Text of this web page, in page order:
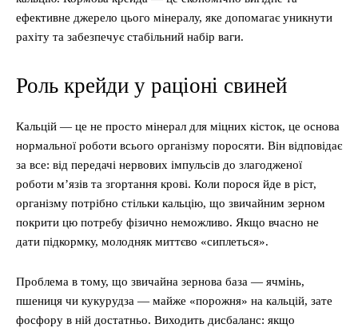
ефективне джерело цього мінералу, яке допомагає уникнути
рахіту та забезпечує стабільний набір ваги.
Роль крейди у раціоні свиней
Кальцій — це не просто мінерал для міцних кісток, це основа
нормальної роботи всього організму поросяти. Він відповідає
за все: від передачі нервових імпульсів до злагодженої
роботи м’язів та згортання крові. Коли порося йде в ріст,
організму потрібно стільки кальцію, що звичайним зерном
покрити цю потребу фізично неможливо. Якщо вчасно не
дати підкормку, молодняк миттєво «сиплеться».
Проблема в тому, що звичайна зернова база — ячмінь,
пшениця чи кукурудза — майже «порожня» на кальцій, зате
фосфору в ній достатньо. Виходить дисбаланс: якщо